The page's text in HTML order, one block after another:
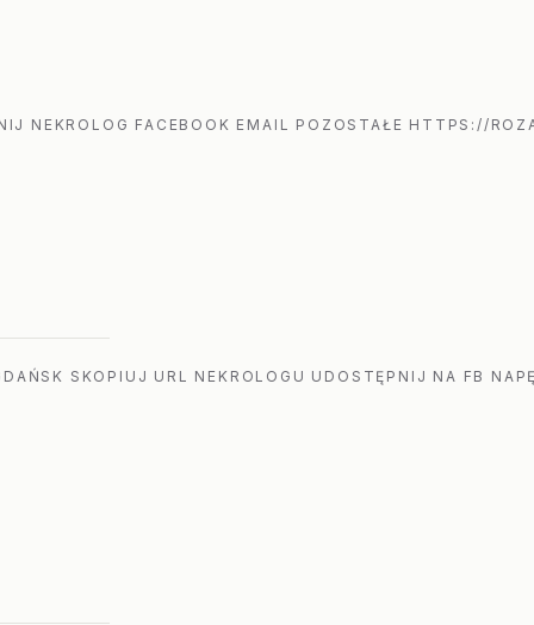
NEKROLOG FACEBOOK EMAIL POZOSTAŁE HTTPS://
SKOPIUJ URL NEKROLOGU UDOSTĘPNIJ NA FB